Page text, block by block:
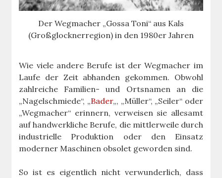
Der Wegmacher „Gossa Toni“ aus Kals
(Großglocknerregion) in den 1980er Jahren
Wie viele andere Berufe ist der Wegmacher im
Laufe der Zeit abhanden gekommen. Obwohl
zahlreiche Familien- und Ortsnamen an die
„Nagelschmiede“, „Bader„, „Müller“, „Seiler“ oder
„Wegmacher“ erinnern, verweisen sie allesamt
auf handwerkliche Berufe, die mittlerweile durch
industrielle Produktion oder den Einsatz
moderner Maschinen obsolet geworden sind.
So ist es eigentlich nicht verwunderlich, dass